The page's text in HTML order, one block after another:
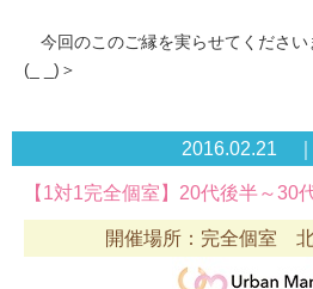
今回のこのご縁を実らせてください
(_ _)＞
2016.02.21
【1対1完全個室】20代後半～
開催場所：完全個室